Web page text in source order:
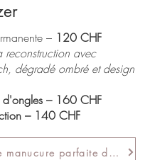
– 120 CHF
reconstruction avec
dégradé ombré et design
d'ongles – 160 CHF
– 140 CHF
Réservez une manucure parfaite dès aujourd'hui !